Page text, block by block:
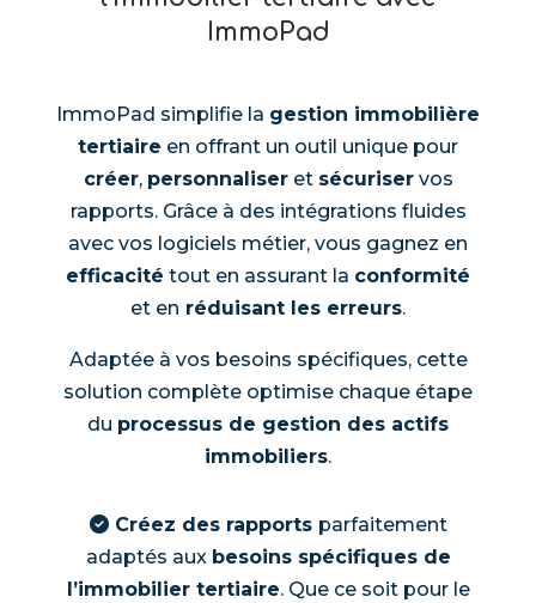
ImmoPad
ImmoPad simplifie la gestion immobilière
tertiaire en offrant un outil unique pour
créer, personnaliseret sécuriservos
rapports. Grâce à des intégrations fluides
avec vos logiciels métier, vous gagnez en
efficacité tout en assurant la conformité
et en réduisant les erreurs.
Adaptée à vos besoins spécifiques, cette
solution complète optimise chaque étape
du processus de gestion des actifs
immobiliers.
Créez des rapports parfaitement
adaptés aux besoins spécifiques de
l’immobilier tertiaire. Que ce soit pour le